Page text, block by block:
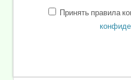
Принять правила